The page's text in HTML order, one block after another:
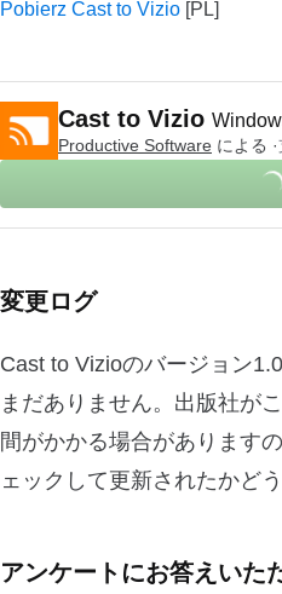
Pobierz Cast to Vizio
Cast to Vizio
‪‪Productive Software‬ による
変更ログ
Cast to Vizioのバージョン
まだありません。出版社が
間がかかる場合があります
ェックして更新されたかど
アンケートにお答えいた